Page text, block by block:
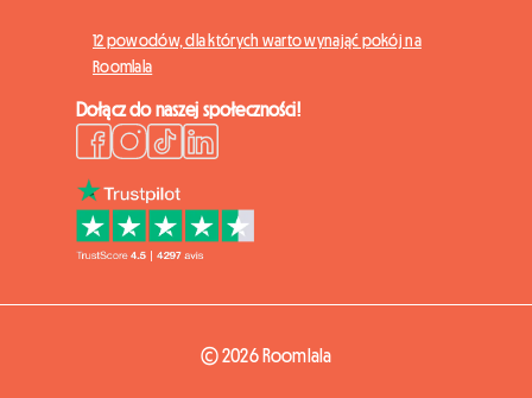
12 powodów, dla których warto wynająć pokój na
Roomlala
Dołącz do naszej społeczności!
© 2026 Roomlala